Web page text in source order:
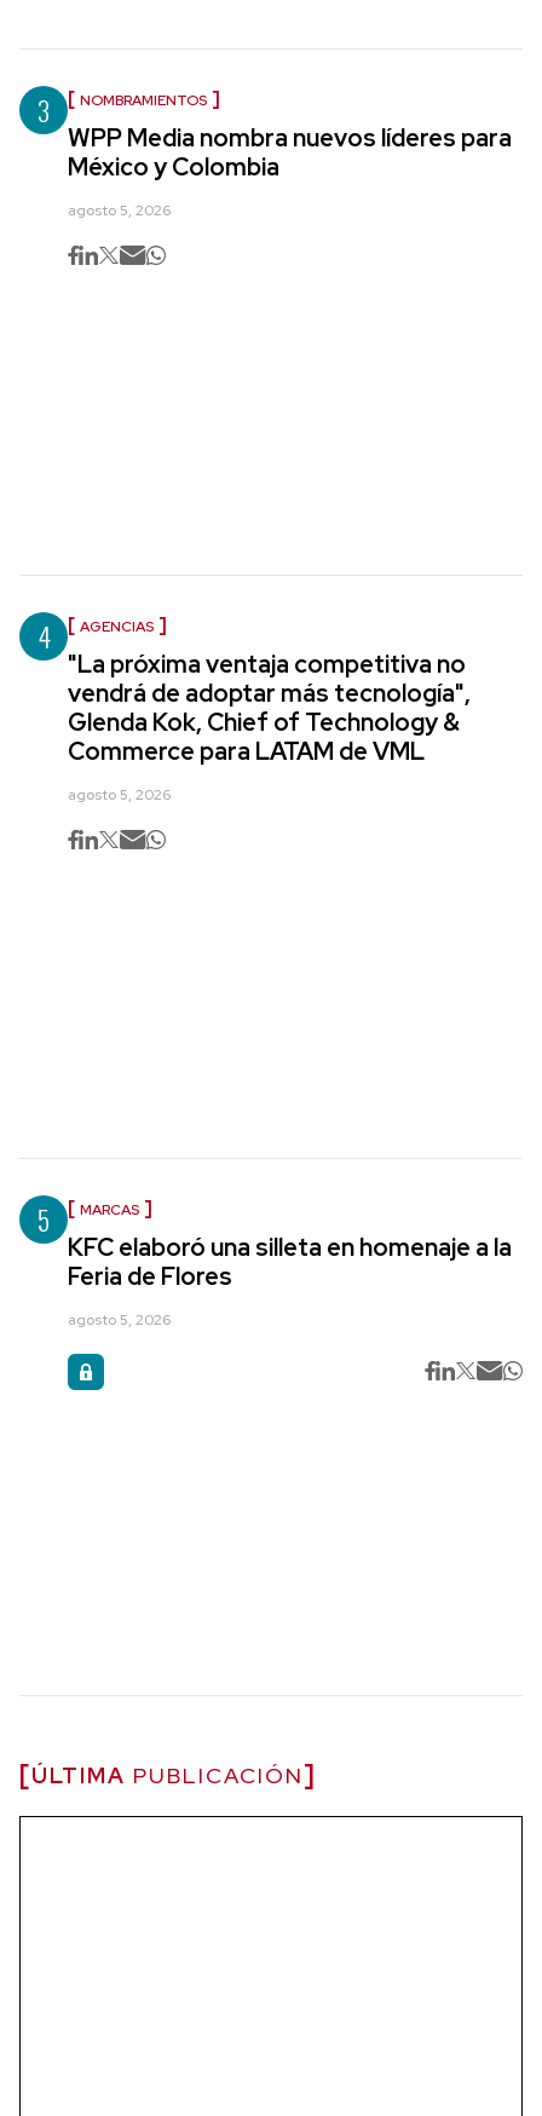
3 NOMBRAMIENTOS
WPP Media nombra nuevos líderes para
México y Colombia
agosto 5, 2026
4 AGENCIAS
"La próxima ventaja competitiva no
vendrá de adoptar más tecnología",
Glenda Kok, Chief of Technology &
Commerce para LATAM de VML
agosto 5, 2026
5 MARCAS
KFC elaboró una silleta en homenaje a la
Feria de Flores
agosto 5, 2026
ÚLTIMA PUBLICACIÓN